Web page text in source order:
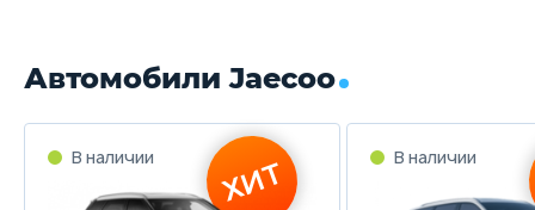
Автомобили Jaecoo
В наличии ХИТ В наличии